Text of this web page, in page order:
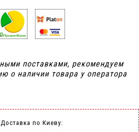
поставками, рекомендуем
о наличии товара у оператора
Доставка по Киеву: